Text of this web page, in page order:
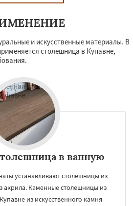
и искусственные материалы. В
столешница в Купавне,
в ванную
устанавливают столешницы из
акрила. Каменные столешницы из
из искусственного камня